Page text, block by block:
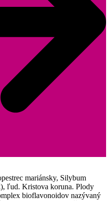
mariánsky, Silybum
ľud. Kristova koruna. Plody
bioflavonoidov nazývaný